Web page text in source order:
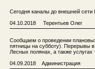
Сегодня каналы до внешней сети
04.10.2018 Терентьев Олег
Сообщаем о проведении
пятницы на субботу). Перерывы в
Лесных полянах, а также
04.09.2018 Администрация